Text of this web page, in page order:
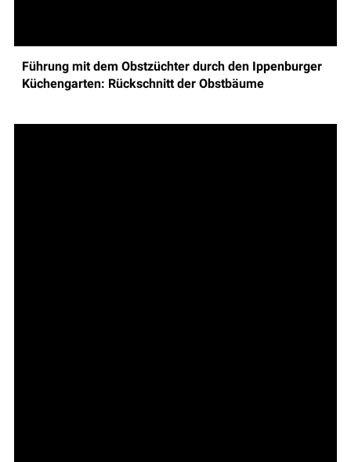
Führung mit dem Obstzüchter durch den Ippenburger
Küchengarten: Rückschnitt der Obstbäume